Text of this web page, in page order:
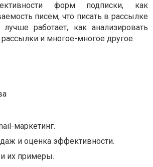
форм подписки, как
писем, что писать в рассылке
работает, как анализировать
и многое-многое другое.
маркетинг.
и оценка эффективности.
их примеры.